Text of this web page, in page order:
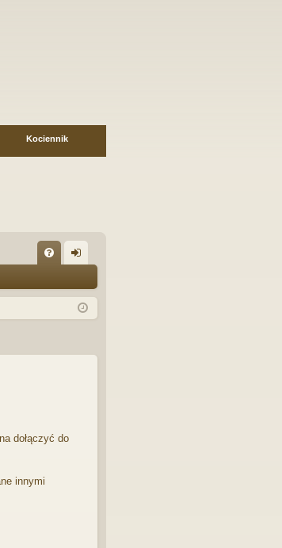
Kociennik
Q og
dołączyć do
innymi